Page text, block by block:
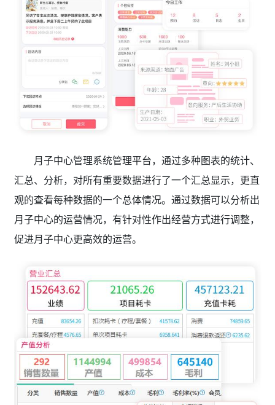
月子中心管理系统管理平台，通过多种图表的统计、
汇总、分析，对所有重要数据进行了一个汇总显示，更直
观的查看每种数据的一个总体情况。通过数据可以分析出
月子中心的运营情况，有针对性作出经营方式进行调整，
促进月子中心更高效的运营。